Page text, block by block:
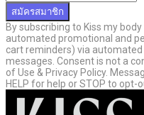
สมัครสมาชิก
By subscribing to Kiss my
automated promotional and
cart reminders) via
messages. Consent is not a
of Use & Privacy Policy.
HELP for help or STOP to opt-